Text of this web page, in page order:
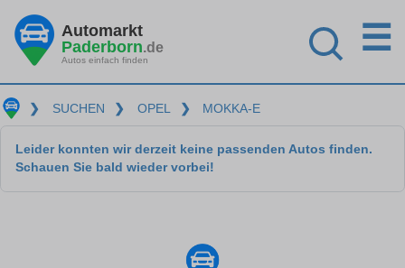
Automarkt
Paderborn.de
Autos einfach finden
☰
❯ SUCHEN ❯ OPEL ❯ MOKKA-E
Leider konnten wir derzeit keine passenden Autos finden.
Schauen Sie bald wieder vorbei!